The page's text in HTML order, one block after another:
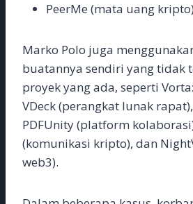
PeerMe (mata uang
Marko Polo juga
buatannya sendiri yang tidak
proyek yang ada, seperti
VDeck (perangkat lunak
PDFUnity (platform
(komunikasi kripto), dan
web3).